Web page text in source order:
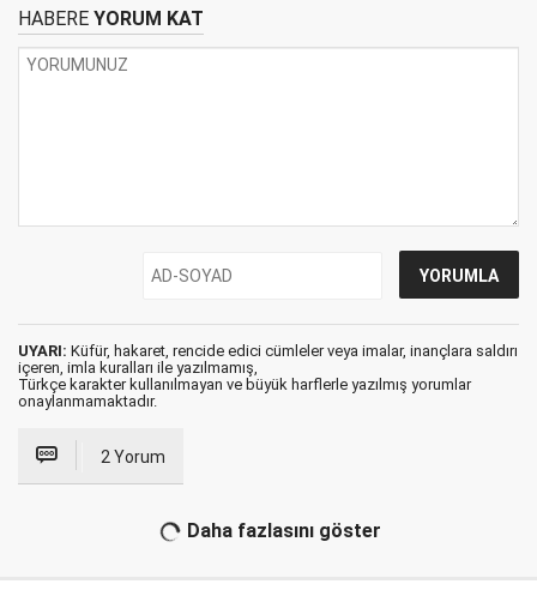
HABERE YORUM KAT
UYARI: Küfür, hakaret, rencide edici cümleler veya imalar, inançlara saldırı
içeren, imla kuralları ile yazılmamış,
Türkçe karakter kullanılmayan ve büyük harflerle yazılmış yorumlar
onaylanmamaktadır.
2 Yorum
Daha fazlasını göster